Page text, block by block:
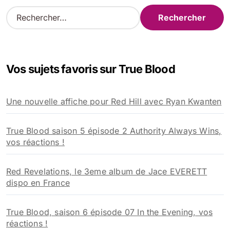
R
e
r
e
r
:
Vos sujets favoris sur True Blood
Une nouvelle affiche pour Red Hill avec Ryan Kwanten
True Blood saison 5 épisode 2 Authority Always Wins,
vos réactions !
Red Revelations, le 3eme album de Jace EVERETT
dispo en France
True Blood, saison 6 épisode 07 In the Evening, vos
réactions !